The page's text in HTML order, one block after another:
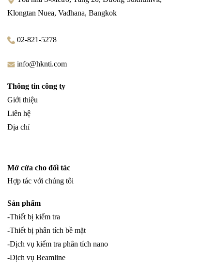
Klongtan Nuea, Vadhana, Bangkok
02-821-5278
info@hknti.com
Thông tin công ty
Giới thiệu
Liên hệ
Địa chỉ
Mở cửa cho đối tác
Hợp tác với chúng tôi
Sản phẩm
-Thiết bị kiểm tra
-Thiết bị phân tích bề mặt
-Dịch vụ kiểm tra phân tích nano
-Dịch vụ Beamline